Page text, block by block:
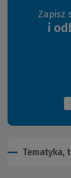
Zapisz
i
Tematyka,